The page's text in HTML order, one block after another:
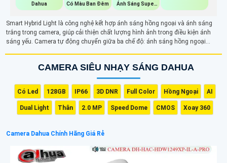
Dahua
Có Màu Ban Đêm
Ánh Sáng Super
Adapt
Smart Hybrid Light là công nghệ kết hợp ánh sáng hồng ngoại và ánh sáng
trắng trong camera, giúp cải thiện chất lượng hình ảnh trong điều kiện ánh
sáng yếu. Camera tự động chuyển giữa ba chế độ: ánh sáng hồng ngoại
giám sát hiệu quả linh hoạt, cung cấp hình ảnh rõ nét cả ngày và đêm.
CAMERA SIÊU NHẠY SÁNG DAHUA
Có Led 128GB IP66 3D DNR Full Color Hồng Ngoại AI
Dual Light Thân 2.0 MP Speed Dome CMOS Xoay 360
Camera Dahua Chính Hãng Giá Rẻ